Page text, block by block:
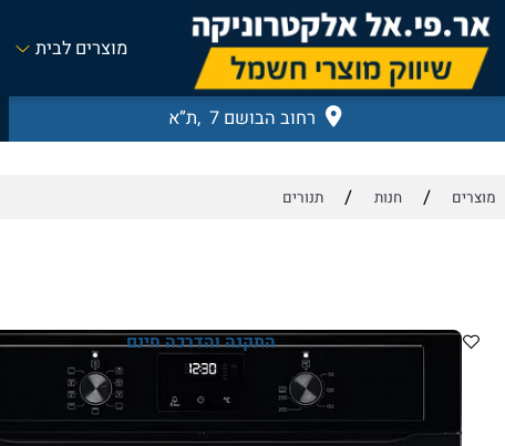
רחוב הבושם 7 ,ת”א
מוצרים לבית
/ חנות / תנורים
התקנה והדרכה חינם